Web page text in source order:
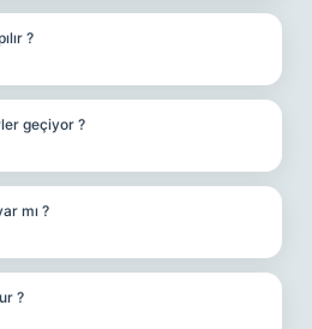
?
geçiyor ?
mı ?
?